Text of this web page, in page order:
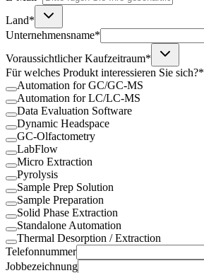
Land*
Unternehmensname*
Voraussichtlicher Kaufzeitraum*
Für welches Produkt interessieren Sie sich?*
Automation for GC/GC-MS
Automation for LC/LC-MS
Data Evaluation Software
Dynamic Headspace
GC-Olfactometry
LabFlow
Micro Extraction
Pyrolysis
Sample Prep Solution
Sample Preparation
Solid Phase Extraction
Standalone Automation
Thermal Desorption / Extraction
Telefonnummer
Jobbezeichnung